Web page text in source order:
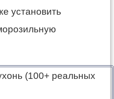
установить